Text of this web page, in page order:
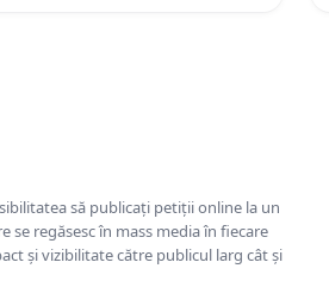
să publicați petiții online la un
regăsesc în mass media în fiecare
și vizibilitate către publicul larg cât și